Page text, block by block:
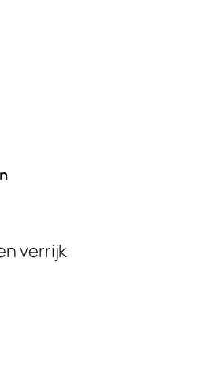
verrijk